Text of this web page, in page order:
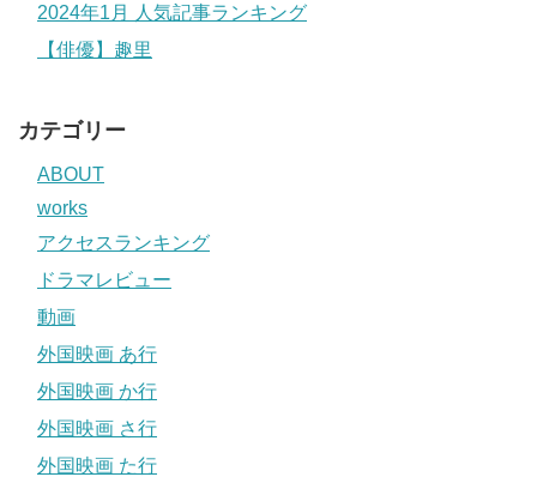
2024年1月 人気記事ランキング
【俳優】趣里
カテゴリー
ABOUT
works
アクセスランキング
ドラマレビュー
動画
外国映画 あ行
外国映画 か行
外国映画 さ行
外国映画 た行